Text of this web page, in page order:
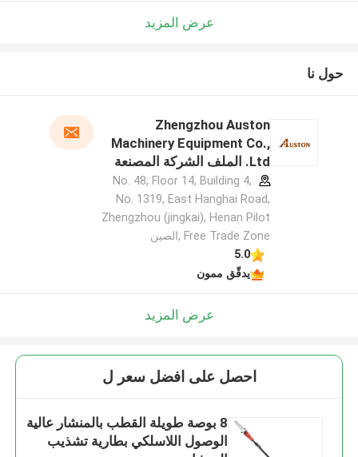
عرض المزيد
حول نا
Zhengzhou Auston
Machinery Equipment Co.,
Ltd. الملف الشركة المصنعة
No. 48, Floor 14, Building 4,
No. 1319, East Hanghai Road,
Zhengzhou (jingkai), Henan Pilot
Free Trade Zone ,الصين
5.0
يدقّق ممون
عرض المزيد
احصل على افضل سعر ل
8 بوصة طويلة القطب بالمنشار عالية
الوصول اللاسلكي بطارية تشذيب